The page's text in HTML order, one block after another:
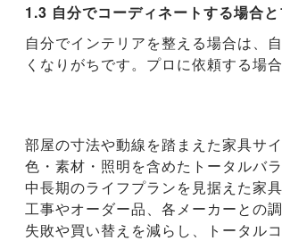
1.3 自分でコーディネートする場合
自分でインテリアを整える場合は、
くなりがちです。プロに依頼する場
部屋の寸法や動線を踏まえた家具サ
色・素材・照明を含めたトータルバ
中長期のライフプランを見据えた家
工事やオーダー品、各メーカーとの
失敗や買い替えを減らし、トータル